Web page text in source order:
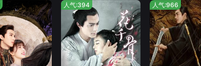
人气:394 人气:966